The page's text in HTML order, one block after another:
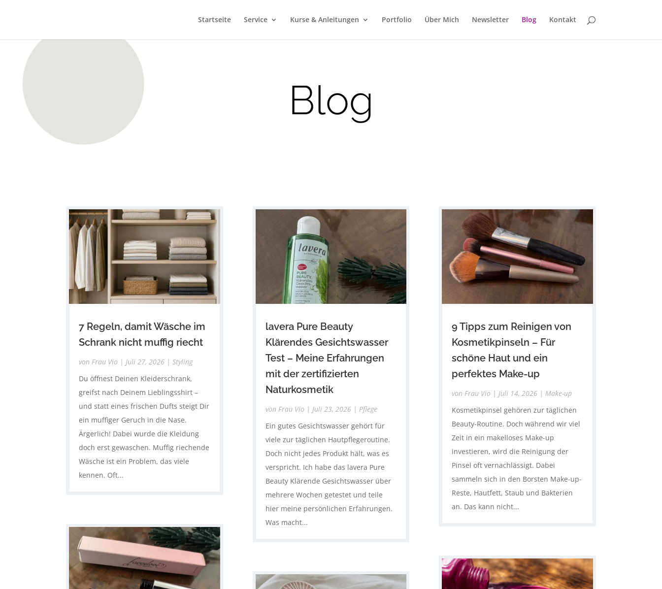
Startseite Service Kurse & Anleitungen Portfolio Über Mich Newsletter Blog Kontakt
Blog
7 Regeln, damit Wäsche im
Schrank nicht muffig riecht
von Frau Vio | Juli 27, 2026 |Styling
Du öffnest Deinen Kleiderschrank,
greifst nach Deinem Lieblingsshirt –
und statt eines frischen Dufts steigt Dir
ein muffiger Geruch in die Nase.
Ärgerlich! Dabei wurde die Kleidung
doch erst gewaschen. Muffig riechende
Wäsche ist ein Problem, das viele
kennen. Oft...
lavera Pure Beauty
Klärendes Gesichtswasser
Test – Meine Erfahrungen
mit der zertifizierten
Naturkosmetik
von Frau Vio | Juli 23, 2026| Pflege
Ein gutes Gesichtswasser gehört für
viele zur täglichen Hautpflegeroutine.
Doch nicht jedes Produkt hält, was es
verspricht. Ich habe das lavera Pure
Beauty Klärende Gesichtswasser über
mehrere Wochen getestet und teile
hier meine persönlichen Erfahrungen.
Was macht...
9 Tipps zum Reinigen von
Kosmetikpinseln – Für
schöne Haut und ein
perfektes Make-up
von Frau Vio | Juli 14, 2026| Make-up
Kosmetikpinsel gehören zur täglichen
Beauty-Routine. Doch während wir viel
Zeit in ein makelloses Make-up
investieren, wird die Reinigung der
Pinsel oft vernachlässigt. Dabei
sammeln sich in den Borsten Make-up-
Reste, Hautfett, Staub und Bakterien
an. Das kann nicht...